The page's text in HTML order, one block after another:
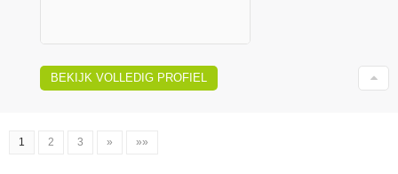
BEKIJK VOLLEDIG PROFIEL
1 2 3 » »»